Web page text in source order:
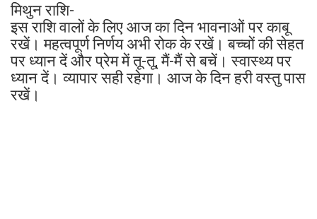
मिथुन राशि-
इस राशि वालों के लिए आज का दिन भावनाओं पर काबू
रखें। महत्वपूर्ण निर्णय अभी रोक के रखें। बच्चों की सेहत
पर ध्यान दें और प्रेम में तू-तू, मैं-मैं से बचें। स्वास्थ्य पर
ध्यान दें। व्यापार सही रहेगा। आज के दिन हरी वस्तु पास
रखें।